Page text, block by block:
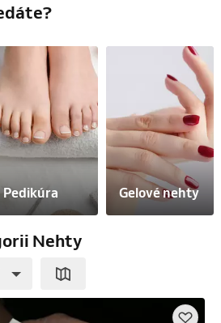
Pedikúra Gelové nehty
Nehty